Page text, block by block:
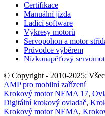
Certifikace
Manuální jízda
Ladicí software
Výkresy motorů
Servopohon a motor
Průvodce výběrem
Nízkonapěťový
© Copyright - 2010-2025:
AMP pro mobilní zařízení
Krokový motor NEMA 17,
Digitální krokový ovladač,
Krokový motor NEMA,